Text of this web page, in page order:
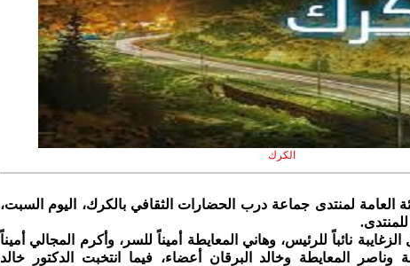
الكرك
العامة لمنتدى جماعة درب الحضارات الثقافي بالكرك، اليوم السبت،
للمنتدى.
نائباً للرئيس، وهاني المعايطة أميناً للسر، وأكرم المجالي أميناً
وناصر المعايطة وخالد البرقان أعضاء، فيما انتخبت الدكتور خالد